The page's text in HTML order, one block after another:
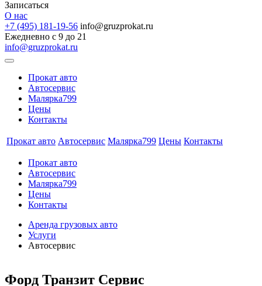
Записаться
О нас
+7 (495) 181-19-56 info@gruzprokat.ru
Ежедневно с 9 до 21
info@gruzprokat.ru
Прокат авто
Автосервис
Малярка799
Цены
Контакты
Прокат авто Автосервис Малярка799 Цены Контакты
Прокат авто
Автосервис
Малярка799
Цены
Контакты
Аренда грузовых авто
Услуги
Автосервис
Форд Транзит Сервис